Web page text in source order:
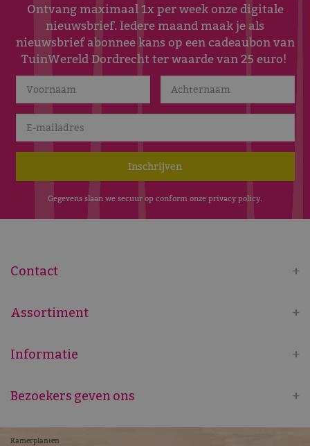
Ontvang maximaal 1x per week onze digitale
nieuwsbrief. Iedere maand maak je als
nieuwsbrief abonnee kans op een cadeaubon van
TuinWereld Dordrecht ter waarde van 25 euro!
Gegevens slaan we secuur op conform onze privacy policy.
Contact
Assortiment
Informatie
Bezoekers geven ons
Kamerplanten